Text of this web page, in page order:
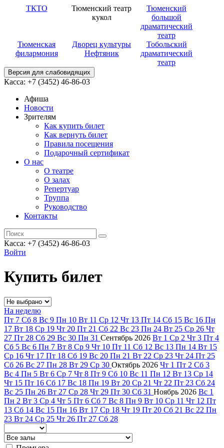
ТКТО
Тюменский театр
кукол
Тюменский
большой
драматический
театр
Тюменская
филармония
Дворец культуры
Нефтяник
Тобольский
драматический
театр
Версия для слабовидящих
Касса: +7 (3452) 46-86-03
Афиша
Новости
Зрителям
Как купить билет
Как вернуть билет
Правила посещения
Подарочный сертификат
О нас
О театре
О залах
Репертуар
Труппа
Руководство
Контакты
Касса: +7 (3452) 46-86-03
Войти
Купить билет
На неделю
Пт 7 Сб 8 Вс 9 Пн 10 Вт 11 Ср 12 Чт 13 Пт 14 Сб 15 Вс 16 Пн
17 Вт 18 Ср 19 Чт 20 Пт 21 Сб 22 Вс 23 Пн 24 Вт 25 Ср 26 Чт
27 Пт 28 Сб 29 Вс 30 Пн 31 Сентябрь 2026 Вт 1 Ср 2 Чт 3 Пт 4
Сб 5 Вс 6 Пн 7 Вт 8 Ср 9 Чт 10 Пт 11 Сб 12 Вс 13 Пн 14 Вт 15
Ср 16 Чт 17 Пт 18 Сб 19 Вс 20 Пн 21 Вт 22 Ср 23 Чт 24 Пт 25
Сб 26 Вс 27 Пн 28 Вт 29 Ср 30 Октябрь 2026 Чт 1 Пт 2 Сб 3
Вс 4 Пн 5 Вт 6 Ср 7 Чт 8 Пт 9 Сб 10 Вс 11 Пн 12 Вт 13 Ср 14
Чт 15 Пт 16 Сб 17 Вс 18 Пн 19 Вт 20 Ср 21 Чт 22 Пт 23 Сб 24
Вс 25 Пн 26 Вт 27 Ср 28 Чт 29 Пт 30 Сб 31 Ноябрь 2026 Вс 1
Пн 2 Вт 3 Ср 4 Чт 5 Пт 6 Сб 7 Вс 8 Пн 9 Вт 10 Ср 11 Чт 12 Пт
13 Сб 14 Вс 15 Пн 16 Вт 17 Ср 18 Чт 19 Пт 20 Сб 21 Вс 22 Пн
23 Вт 24 Ср 25 Чт 26 Пт 27 Сб 28